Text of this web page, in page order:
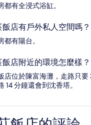
都有全浸式浴缸。
店有戶外私人空間嗎？
有陽台。
店附近的環境怎麼樣？
店位於陳富海灘，走路只要
14 分鐘還會到沈香塔。